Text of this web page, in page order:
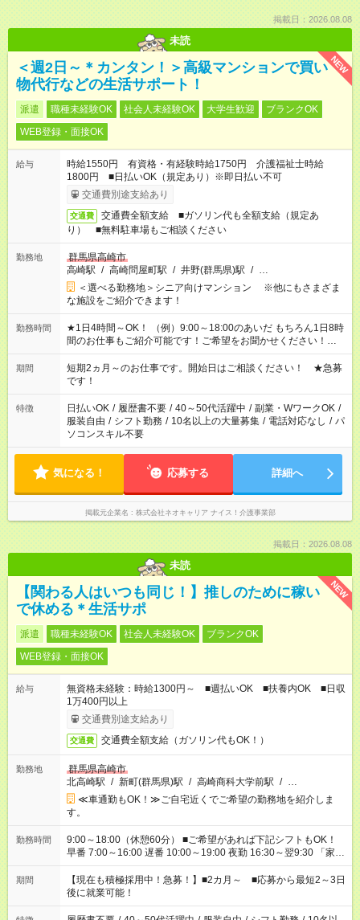
掲載日：2026.08.08
未読
NEW
＜週2日～＊カンタン！＞高級マンションで買い
物代行などの生活サポート！
派遣 職種未経験OK 社会人未経験OK 大学生歓迎
ブランクOK
WEB登録・面接OK
給与
時給1550円 有資格・有経験時給1750円 介護福祉士時給
1800円 ■日払いOK（規定あり）※即日払い不可
交通費別途支給あり
交通費
交通費全額支給 ■ガソリン代も全額支給（規定あ
り） ■無料駐車場もご相談ください
勤務地
群馬県高崎市
高崎駅 / 高崎問屋町駅 / 井野(群馬県)駅 / …
＜選べる勤務地＞シニア向けマンション ※他にもさまざま
な施設をご紹介できます！
勤務時間
★1日4時間～OK！ （例）9:00～18:00のあいだ もちろん1日8時
間のお仕事もご紹介可能です！ご希望をお聞かせください！★家
庭の都合でお休みが必要な場合も遠慮なくご相談ください。 ※
週最低15時間以上の勤務が必要です
期間
短期2ヵ月～のお仕事です。開始日はご相談ください！ ★急募
です！
特徴 日払いOK / 履歴書不要 / 40～50代活躍中 / 副業・WワークOK /
服装自由 / シフト勤務 / 10名以上の大量募集 / 電話対応なし / パ
ソコンスキル不要
気になる！ 応募する 詳細へ
掲載元企業名 株式会社ネオキャリア ナイス！介護事業部
掲載日：2026.08.08
未読
NEW
【関わる人はいつも同じ！】推しのために稼い
で休める＊生活サポ
派遣 職種未経験OK 社会人未経験OK
ブランクOK
WEB登録・面接OK
給与
無資格未経験：時給1300円～ ■週払いOK ■扶養内OK ■日収
1万400円以上
交通費別途支給あり
交通費 交通費全額支給（ガソリン代もOK！）
勤務地
群馬県高崎市
北高崎駅 / 新町(群馬県)駅 / 高崎商科大学前駅 / …
≪車通勤もOK！≫ご自宅近くでご希望の勤務地を紹介しま
す。
勤務時間
9:00～18:00（休憩60分） ■ご希望があれば下記シフトもOK！
早番 7:00～16:00 遅番 10:00～19:00 夜勤 16:30～翌9:30 「家族
と休みを合わせたい」 「余裕を持って夕飯の準備がしたい」
「できれば残業はしたくない」 など、ご希望を教えてください
ね。 ※Wワーク希望の方へ 今ご覧のお仕事で希望する勤務時間
と、もう1つのお仕事の勤務時間。 合計で週40時間を超える場
合は応募できません。
期間
【現在も積極採用中！急募！】■2カ月～ ■応募から最短2～3日
後に就業可能！